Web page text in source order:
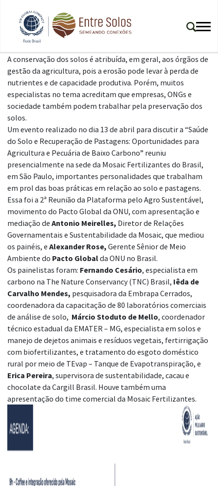
A conservação dos solos é atribuída, em geral, aos órgãos de
gestão da agricultura, pois a erosão pode levar à perda de
nutrientes e de capacidade produtiva. Porém, muitos
especialistas no tema acreditam que empresas, ONGs e
sociedade também podem trabalhar pela preservação dos
solos.
Um evento realizado no dia 13 de abril para discutir a “Saúde
do Solo e Recuperação de Pastagens: Oportunidades para
Agricultura e Pecuária de Baixo Carbono” reuniu
presencialmente na sede da Mosaic Fertilizantes do Brasil,
em São Paulo, importantes personalidades que trabalham
em prol das boas práticas em relação ao solo e pastagens.
Essa foi a 2ª Reunião da Plataforma pelo Agro Sustentável,
movimento do Pacto Global da ONU, com apresentação e
mediação de Antonio Meirelles, Diretor de Relações
Governamentais e Sustentabilidade da Mosaic, que mediou
os painéis, e Alexander Rose, Gerente Sênior de Meio
Ambiente do Pacto Globalda ONU no Brasil.
Os painelistas foram: Fernando Cesário, especialista em
carbono na The Nature Conservancy (TNC) Brasil, Iêda de
Carvalho Mendes, pesquisadora da Embrapa Cerrados,
coordenadora da capacitação de 80 laboratórios comerciais
de análise de solo, Márcio Stoduto de Mello, coordenador
técnico estadual da EMATER – MG, especialista em solos e
manejo de dejetos animais e resíduos vegetais, fertirrigação
com biofertilizantes, e tratamento do esgoto doméstico
rural por meio de TEvap – Tanque de Evapotranspiração, e
Erica Pereira, supervisora de sustentabilidade, cacau e
chocolate da Cargill Brasil. Houve também uma
apresentação do time comercial da Mosaic Fertilizantes.